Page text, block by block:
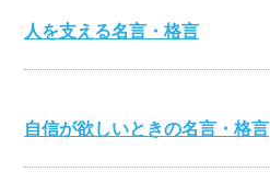
人を支える名言・格言
自信が欲しいときの名言・格言